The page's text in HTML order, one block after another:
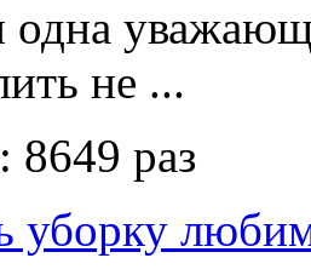
одна
не ...
8649 раз
уборку